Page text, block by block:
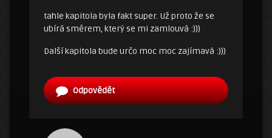
tahle kapitola byla fakt super. Už proto že se
ubírá směrem, který se mi zamlouvá :)))
Další kapitola bude určo moc moc zajímavá :)))
Odpovědět